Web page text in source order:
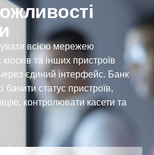
всією мережею
та інших пристроїв
єдиний інтерфейс. Банк
статус пристроїв,
контролювати касети та